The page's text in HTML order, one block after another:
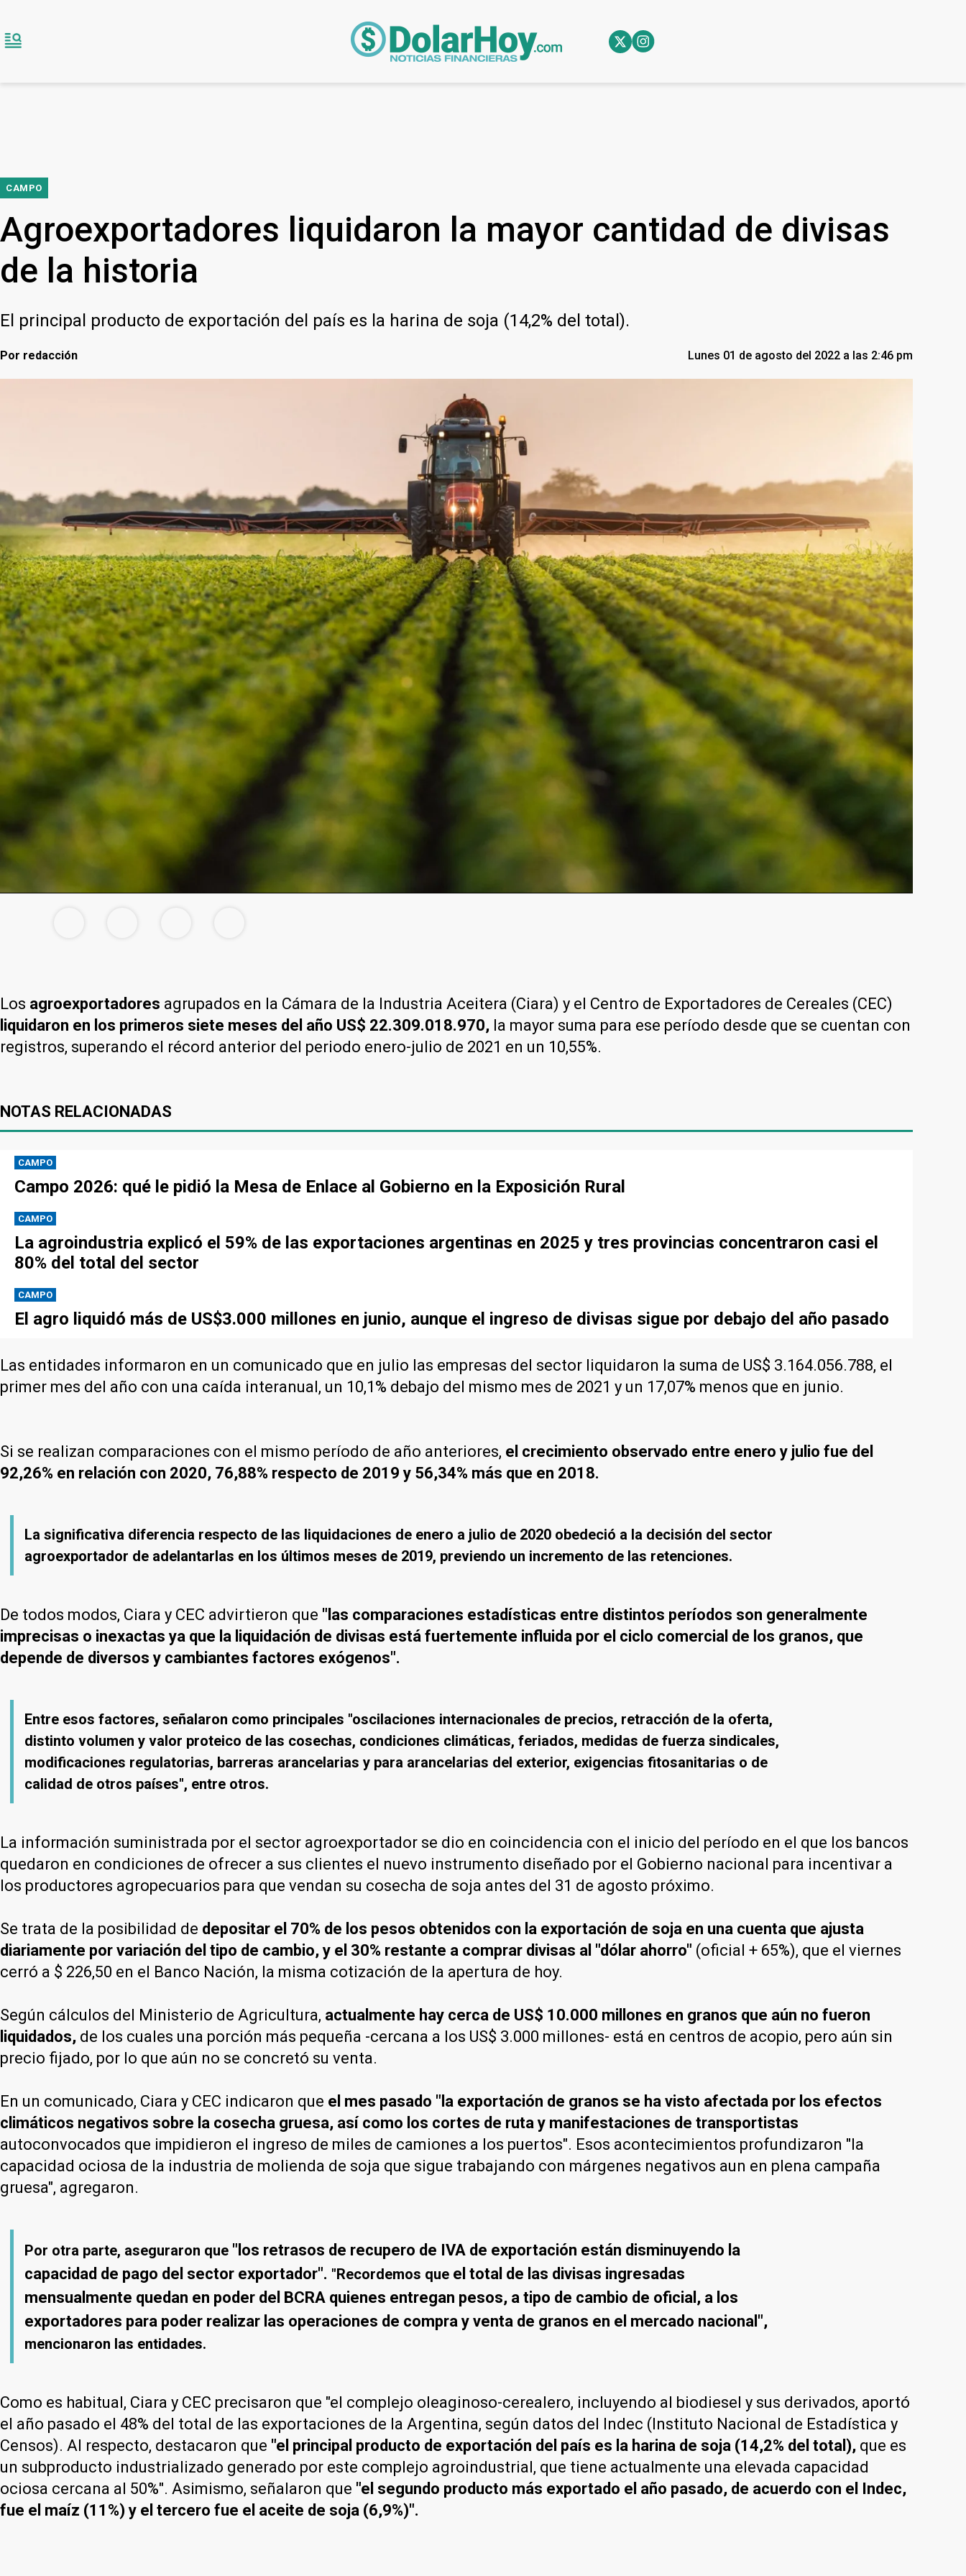
CAMPO
Agroexportadores liquidaron la mayor cantidad de divisas
de la historia
El principal producto de exportación del país es la harina de soja (14,2% del total).
Por redacción Lunes 01 de agosto del 2022 a las 2:46 pm
Los agroexportadores agrupados en la Cámara de la Industria Aceitera (Ciara) y el Centro de Exportadores de Cereales (CEC)
liquidaron en los primeros siete meses del año US$ 22.309.018.970, la mayor suma para ese período desde que se cuentan con
registros, superando el récord anterior del periodo enero-julio de 2021 en un 10,55%.
NOTAS RELACIONADAS
CAMPO
Campo 2026: qué le pidió la Mesa de Enlace al Gobierno en la Exposición Rural
CAMPO
La agroindustria explicó el 59% de las exportaciones argentinas en 2025 y tres provincias concentraron casi el
80% del total del sector
CAMPO
El agro liquidó más de US$3.000 millones en junio, aunque el ingreso de divisas sigue por debajo del año pasado
Las entidades informaron en un comunicado que en julio las empresas del sector liquidaron la suma de US$ 3.164.056.788, el
primer mes del año con una caída interanual, un 10,1% debajo del mismo mes de 2021 y un 17,07% menos que en junio.
Si se realizan comparaciones con el mismo período de año anteriores, el crecimiento observado entre enero y julio fue del
92,26% en relación con 2020, 76,88% respecto de 2019 y 56,34% más que en 2018.
La significativa diferencia respecto de las liquidaciones de enero a julio de 2020 obedeció a la decisión del sector
agroexportador de adelantarlas en los últimos meses de 2019, previendo un incremento de las retenciones.
De todos modos, Ciara y CEC advirtieron que "las comparaciones estadísticas entre distintos períodos son generalmente
imprecisas o inexactas ya que la liquidación de divisas está fuertemente influida por el ciclo comercial de los granos, que
depende de diversos y cambiantes factores exógenos".
Entre esos factores, señalaron como principales "oscilaciones internacionales de precios, retracción de la oferta,
distinto volumen y valor proteico de las cosechas, condiciones climáticas, feriados, medidas de fuerza sindicales,
modificaciones regulatorias, barreras arancelarias y para arancelarias del exterior, exigencias fitosanitarias o de
calidad de otros países", entre otros.
La información suministrada por el sector agroexportador se dio en coincidencia con el inicio del período en el que los bancos
quedaron en condiciones de ofrecer a sus clientes el nuevo instrumento diseñado por el Gobierno nacional para incentivar a
los productores agropecuarios para que vendan su cosecha de soja antes del 31 de agosto próximo.
Se trata de la posibilidad de depositar el 70% de los pesos obtenidos con la exportación de soja en una cuenta que ajusta
diariamente por variación del tipo de cambio, y el 30% restante a comprar divisas al "dólar ahorro" (oficial + 65%), que el viernes
cerró a $ 226,50 en el Banco Nación, la misma cotización de la apertura de hoy.
Según cálculos del Ministerio de Agricultura, actualmente hay cerca de US$ 10.000 millones en granos que aún no fueron
liquidados, de los cuales una porción más pequeña -cercana a los US$ 3.000 millones- está en centros de acopio, pero aún sin
precio fijado, por lo que aún no se concretó su venta.
En un comunicado, Ciara y CEC indicaron que el mes pasado "la exportación de granos se ha visto afectada por los efectos
climáticos negativos sobre la cosecha gruesa, así como los cortes de ruta y manifestaciones de transportistas
autoconvocados que impidieron el ingreso de miles de camiones a los puertos". Esos acontecimientos profundizaron "la
capacidad ociosa de la industria de molienda de soja que sigue trabajando con márgenes negativos aun en plena campaña
gruesa", agregaron.
Por otra parte, aseguraron que "los retrasos de recupero de IVA de exportación están disminuyendo la
capacidad de pago del sector exportador". "Recordemos que el total de las divisas ingresadas
mensualmente quedan en poder del BCRA quienes entregan pesos, a tipo de cambio de oficial, a los
exportadores para poder realizar las operaciones de compra y venta de granos en el mercado nacional",
mencionaron las entidades.
Como es habitual, Ciara y CEC precisaron que "el complejo oleaginoso-cerealero, incluyendo al biodiesel y sus derivados, aportó
el año pasado el 48% del total de las exportaciones de la Argentina, según datos del Indec (Instituto Nacional de Estadística y
Censos). Al respecto, destacaron que "el principal producto de exportación del país es la harina de soja (14,2% del total), que es
un subproducto industrializado generado por este complejo agroindustrial, que tiene actualmente una elevada capacidad
ociosa cercana al 50%". Asimismo, señalaron que "el segundo producto más exportado el año pasado, de acuerdo con el Indec,
fue el maíz (11%) y el tercero fue el aceite de soja (6,9%)".